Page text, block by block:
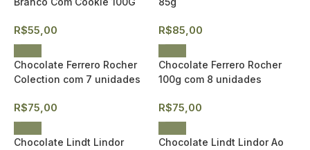
R$55,00 R$85,00
Chocolate Ferrero Rocher
Colection com 7 unidades
R$75,00
Chocolate Ferrero Rocher
100g com 8 unidades
R$75,00
Chocolate Lindt Lindor
Chocolate Lindt Lindor Ao